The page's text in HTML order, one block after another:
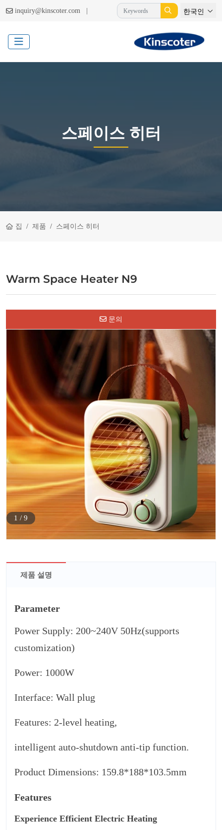
inquiry@kinscoter.com | 한국인
스페이스 히터
집 제품 스페이스 히터
Warm Space Heater N9
문의
1 / 9
제품 설명
Parameter
Power Supply: 200~240V 50Hz(supports
customization)
Power: 1000W
Interface: Wall plug
Features: 2-level heating,
intelligent auto-shutdown anti-tip function.
Product Dimensions: 159.8*188*103.5mm
Features
Experience Efficient Electric Heating